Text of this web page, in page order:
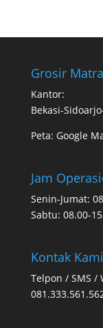
Grosir
Kantor:
Bekasi-
Peta: Google
Jam
Senin-Jumat:
Sabtu: 08.00-
Kontak Kami
Telpon / SMS /